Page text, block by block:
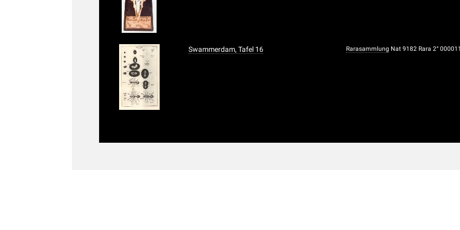
Swammerdam, Tafel 16 Rarasammlung Nat 9182 Rara 2°